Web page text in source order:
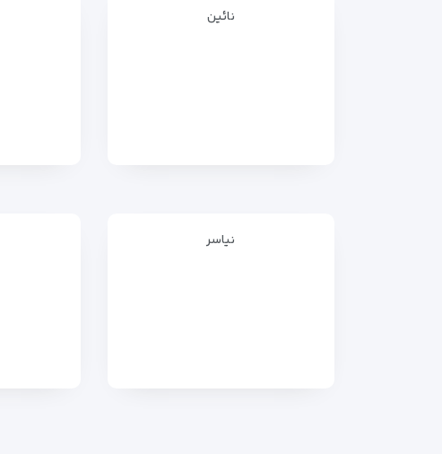
نائین
نیاسر